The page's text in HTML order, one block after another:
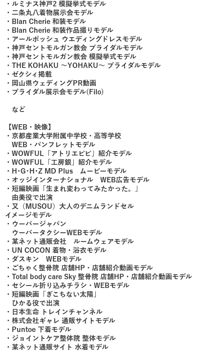
・ルミナス神戸2 模擬挙式モデル
・二条丸八着物展示会モデル
・Blan Cherie 和装モデル
・Blan Cherie 和装作品撮りモデル
・アールポッシュ ウエディングドレスモデル
・神戸セントモルガン教会 ブライダルモデル
・神戸セントモルガン教会 模擬挙式モデル
・THE KOHAKU 〜YOHAKU〜 ブライダルモデル
・ゼクシィ掲載
・岡山県ウェディングPR動画
・ブライダル展示会モデル(Filo)
など
【WEB・映像】
・京都産業大学附属中学校・高等学校
WEB・パンフレットモデル
・WOWFUL「アトリエピピ」紹介モデル
・WOWFUL「工房銀」紹介モデル
・H･G･H･Z MD Plus ムービーモデル
・オッジインターナショナル WEB広告モデル
・短編映画「生まれ変わってみたかった。」
由美役で出演
・又（MUSOU）大人のデニムランドセル
イメージモデル
​・ウーバージャパン
ウーバータクシーWEBモデル
・某ネット通販会社 ルームウェアモデル
・UN COCON 着物・浴衣モデル
・ダスキン WEBモデル
・ごちゃく整骨院 店舗HP・店舗紹介動画モデル
・Total body care Sky 整骨院 店舗HP・店舗紹介動画モデル
・セシール折り込みチラシ・WEBモデル
・短編映画「ぎこちない太陽」
ひかる役で出演
・日本生命 トレインチャンネル
・株式会社ギャレ 通販サイトモデル
・Puntoe 下着モデル
・ジョイントケア整体院 整体モデル
・某ネット通販サイト 水着モデル